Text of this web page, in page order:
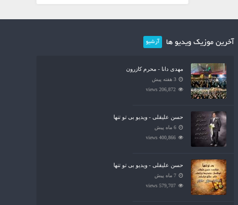
آخرین موزیک ویدیو ها آرشیو
مهدی دانا - محرم کازرون
3 هفته پیش
206,872 views
حسن علیقلی - ویدیو بی تو تنها
6 ماه پیش
400,866 views
حسن علیقلی - ویدیو بی تو تنها
7 ماه پیش
579,707 views